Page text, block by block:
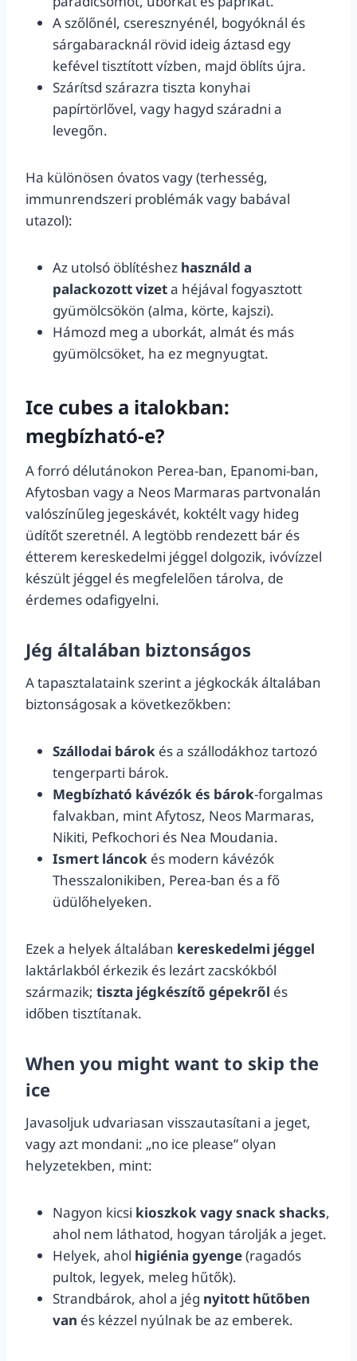
A szőlőnél, cseresznyénél, bogyóknál és
sárgabaracknál rövid ideig áztasd egy
kefével tisztított vízben, majd öblíts újra.
Szárítsd szárazra tiszta konyhai
papírtörlővel, vagy hagyd száradni a
levegőn.
Ha különösen óvatos vagy (terhesség,
immunrendszeri problémák vagy babával
utazol):
Az utolsó öblítéshez használd a
palackozott vizeta héjával fogyasztott
gyümölcsökön (alma, körte, kajszi).
Hámozd meg a uborkát, almát és más
gyümölcsöket, ha ez megnyugtat.
Ice cubes a italokban:
megbízható-e?
A forró délutánokon Perea-ban, Epanomi-ban,
Afytosban vagy a Neos Marmaras partvonalán
valószínűleg jegeskávét, koktélt vagy hideg
üdítőt szeretnél. A legtöbb rendezett bár és
étterem kereskedelmi jéggel dolgozik, ivóvízzel
készült jéggel és megfelelően tárolva, de
érdemes odafigyelni.
Jég általában biztonságos
A tapasztalataink szerint a jégkockák általában
biztonságosak a következőkben:
Szállodai bárok és a szállodákhoz tartozó
tengerparti bárok.
Megbízható kávézók és bárok-forgalmas
falvakban, mint Afytosz, Neos Marmaras,
Nikiti, Pefkochori és Nea Moudania.
Ismert láncok és modern kávézók
Thesszalonikiben, Perea-ban és a fő
üdülőhelyeken.
Ezek a helyek általában kereskedelmi jéggel
laktárlakból érkezik és lezárt zacskókból
származik; tiszta jégkészítő gépekről és
időben tisztítanak.
When you might want to skip the
ice
Javasoljuk udvariasan visszautasítani a jeget,
vagy azt mondani: „no ice please” olyan
helyzetekben, mint:
Nagyon kicsi kioszkok vagy snack shacks,
ahol nem láthatod, hogyan tárolják a jeget.
Helyek, ahol higiénia gyenge(ragadós
pultok, legyek, meleg hűtők).
Strandbárok, ahol a jég nyitott hűtőben
van és kézzel nyúlnak be az emberek.